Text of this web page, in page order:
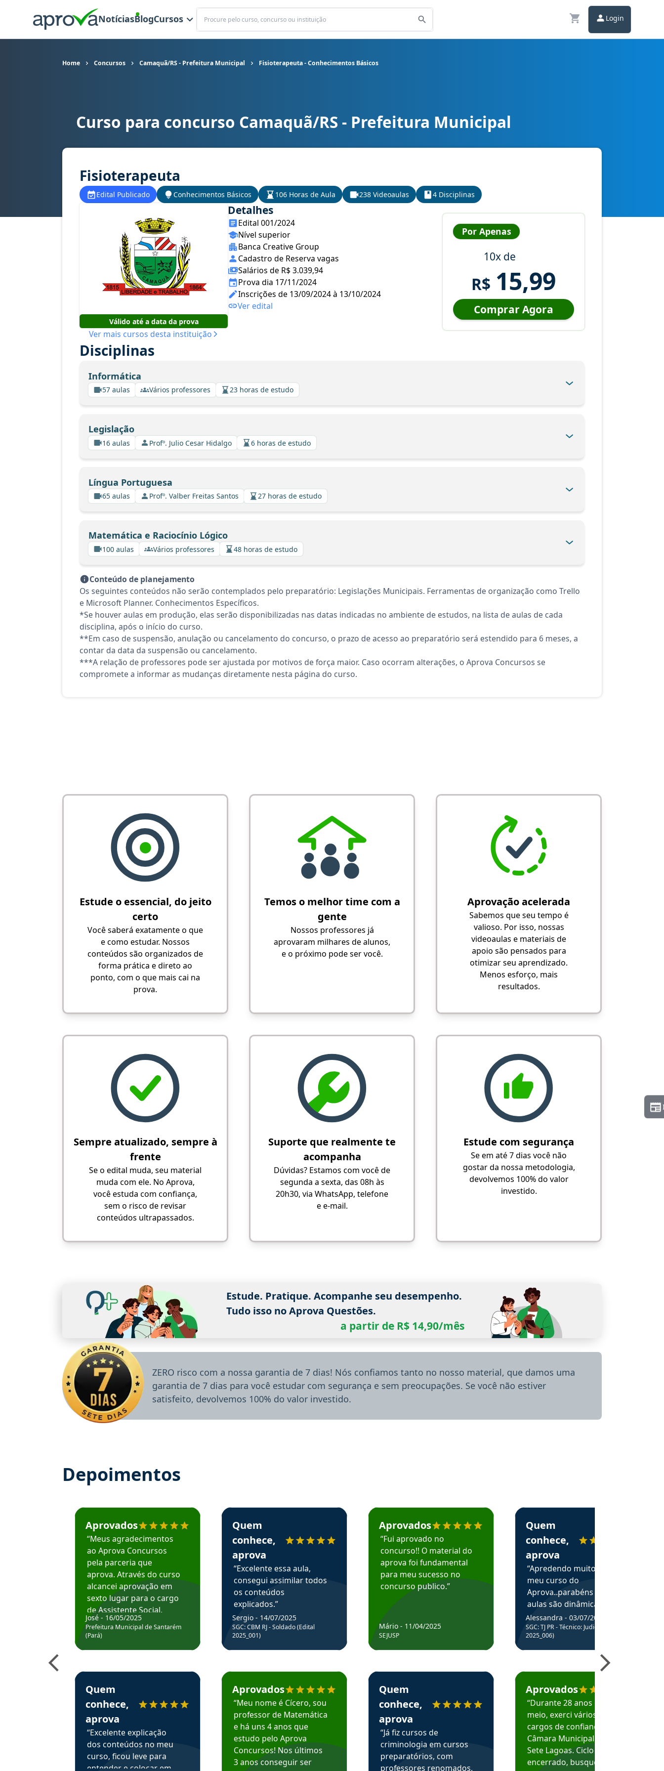
NotíciasBlogCursos
Buscar
Login
Home Concursos Camaquã/RS - Prefeitura Municipal Fisioterapeuta - Conhecimentos Básicos
Curso para concurso Camaquã/RS - Prefeitura Municipal cargo Fisioterapeuta - Conhecimentos Básicos
Curso para concurso Camaquã/RS - Prefeitura Municipal
Fisioterapeuta
Edital Publicado Conhecimentos Básicos 106 Horas de Aula 238 Videoaulas 4 Disciplinas
Válido até a data da prova
Ver mais cursos desta instituição
Detalhes
Edital 001/2024
Nível superior
Banca Creative Group
Cadastro de Reserva vagas
Salários de R$ 3.039,94
Prova dia 17/11/2024
Inscrições de 13/09/2024 à 13/10/2024
Ver edital
Por Apenas
10x de
R$ 15,99
Comprar Agora
Disciplinas
Informática
57 aulas Vários professores 23 horas de estudo
Legislação
16 aulas Profº. Julio Cesar Hidalgo 6 horas de estudo
Língua Portuguesa
65 aulas Profº. Valber Freitas Santos 27 horas de estudo
Matemática e Raciocínio Lógico
100 aulas Vários professores 48 horas de estudo
Conteúdo de planejamento
Os seguintes conteúdos não serão contemplados pelo preparatório: Legislações Municipais. Ferramentas de organização como Trello
e Microsoft Planner. Conhecimentos Específicos.
*Se houver aulas em produção, elas serão disponibilizadas nas datas indicadas no ambiente de estudos, na lista de aulas de cada
disciplina, após o início do curso.
**Em caso de suspensão, anulação ou cancelamento do concurso, o prazo de acesso ao preparatório será estendido para 6 meses, a
contar da data da suspensão ou cancelamento.
***A relação de professores pode ser ajustada por motivos de força maior. Caso ocorram alterações, o Aprova Concursos se
compromete a informar as mudanças diretamente nesta página do curso.
Estude o essencial, do jeito
certo
Você saberá exatamente o que
e como estudar. Nossos
conteúdos são organizados de
forma prática e direto ao
ponto, com o que mais cai na
prova.
Temos o melhor time com a
gente
Nossos professores já
aprovaram milhares de alunos,
e o próximo pode ser você.
Aprovação acelerada
Sabemos que seu tempo é
valioso. Por isso, nossas
videoaulas e materiais de
apoio são pensados para
otimizar seu aprendizado.
Menos esforço, mais
resultados.
Sempre atualizado, sempre à
frente
Se o edital muda, seu material
muda com ele. No Aprova,
você estuda com confiança,
sem o risco de revisar
conteúdos ultrapassados.
Suporte que realmente te
acompanha
Dúvidas? Estamos com você de
segunda a sexta, das 08h às
20h30, via WhatsApp, telefone
e e-mail.
Estude com segurança
Se em até 7 dias você não
gostar da nossa metodologia,
devolvemos 100% do valor
investido.
Estude. Pratique. Acompanhe seu desempenho.
Tudo isso no Aprova Questões.
a partir de R$ 14,90/mês
ZERO risco com a nossa garantia de 7 dias! Nós confiamos tanto no nosso material, que damos uma
garantia de 7 dias para você estudar com segurança e sem preocupações. Se você não estiver
satisfeito, devolvemos 100% do valor investido.
Depoimentos
Estudante José recomenda o Aprova Concursos em depoimento
Aprovados
“Meus agradecimentos
ao Aprova Concursos
pela parceria que
aprova. Através do curso
alcancei aprovação em
sexto lugar para o cargo
de Assistente Social.
Hoje estou atuando na
Prefeitura de Santarém.
José - 16/05/2025
Prefeitura Municipal de Santarém
(Pará)
Estudante Elais recomenda o Aprova Concursos em depoimento
Quem
conhece,
aprova
“Excelente explicação
dos conteúdos no meu
curso, ficou leve para
entender e colocar em
Estudante Sergio recomenda o Aprova Concursos em depoimento
Quem
conhece,
aprova
“Excelente essa aula,
consegui assimilar todos
os conteúdos
explicados.”
Sergio - 14/07/2025
SGC: CBM RJ - Soldado (Edital
2025_001)
Estudante Cicero recomenda o Aprova Concursos em depoimento
Aprovados
“Meu nome é Cícero, sou
professor de Matemática
e há uns 4 anos que
estudo pelo Aprova
Concursos! Nos últimos
3 anos conseguir ser
Estudante Mário recomenda o Aprova Concursos em depoimento
Aprovados
“Fui aprovado no
concurso!! O material do
aprova foi fundamental
para meu sucesso no
concurso publico.”
Mário - 11/04/2025
SEJUSP
Estudante Henrique recomenda o Aprova Concursos em depoimento
Quem
conhece,
aprova
“Já fiz cursos de
criminologia em cursos
preparatórios, com
professores renomados,
Estudante Alessandra recomenda o Aprova
Quem
conhece,
aprova
“Apredendo muito no
meu curso do
Aprova..parabéns pelas
aulas são dinâmicas e
me ajudam a entender
melhor os assuntos.”
Alessandra - 03/07/2025
SGC: TJ PR - Técnico: Judiciário (Edital
2025_006)
Estudante Caio recomenda o Aprova
Aprovados
“Durante 28 anos e
meio, exerci vários
cargos de confiança na
Câmara Municipal de
Sete Lagoas. Ciclo
encerrado, busquei